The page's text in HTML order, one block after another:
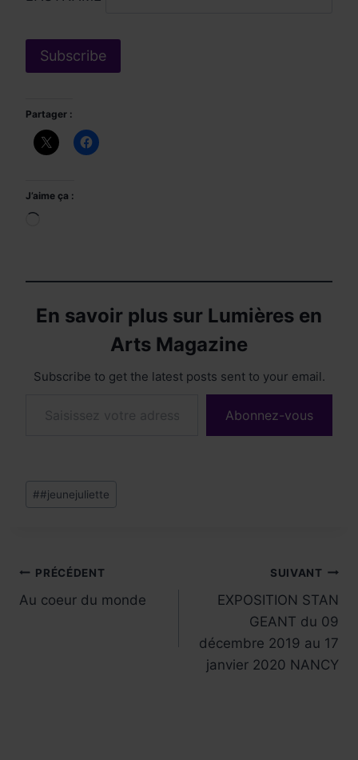
Partager :
J’aime ça :
En savoir plus sur Lumières en
Arts Magazine
Subscribe to get the latest posts sent to your email.
Abonnez-vous
Étiquettes
de
##jeunejuliette
Navigation
de
PRÉCÉDENT
Au coeur du monde
SUIVANT
EXPOSITION STAN
GEANT du 09
décembre 2019 au 17
janvier 2020 NANCY